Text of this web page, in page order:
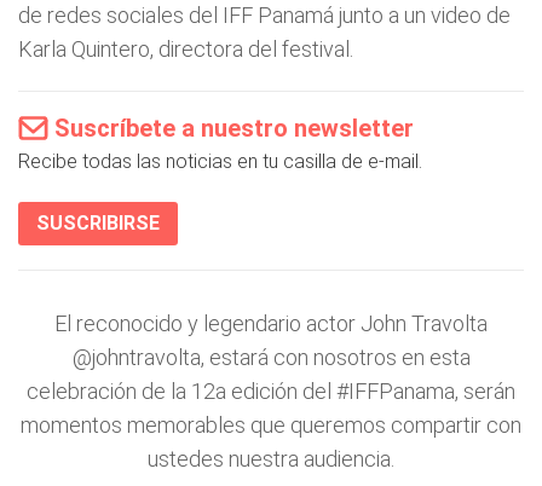
de redes sociales del IFF Panamá junto a un video de
Karla Quintero, directora del festival.
Suscríbete a nuestro newsletter
Recibe todas las noticias en tu casilla de e-mail.
SUSCRIBIRSE
El reconocido y legendario actor John Travolta
@johntravolta, estará con nosotros en esta
celebración de la 12a edición del #IFFPanama, serán
momentos memorables que queremos compartir con
ustedes nuestra audiencia.